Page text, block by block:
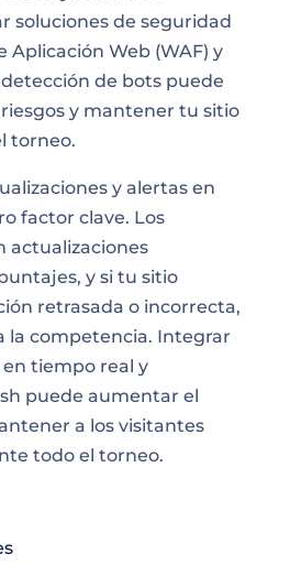
soluciones de seguridad
Aplicación Web (WAF) y
de bots puede
y mantener tu sitio
torneo.
y alertas en
factor clave. Los
actualizaciones
y si tu sitio
retrasada o incorrecta,
la competencia. Integrar
tiempo real y
puede aumentar el
a los visitantes
todo el torneo.